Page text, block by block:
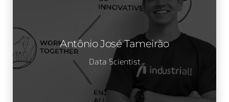
Antônio José Tameirão
Data Scientist